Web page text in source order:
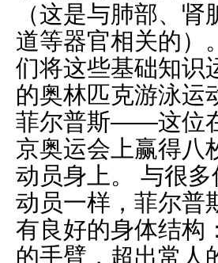
（这是与肺部、肾
道等器官相关的）
们将这些基础知识
的奥林匹克游泳运
菲尔普斯——这位
京奥运会上赢得八
动员身上。 与很
动员一样，菲尔普
有良好的身体结构
的手臂，超出常人